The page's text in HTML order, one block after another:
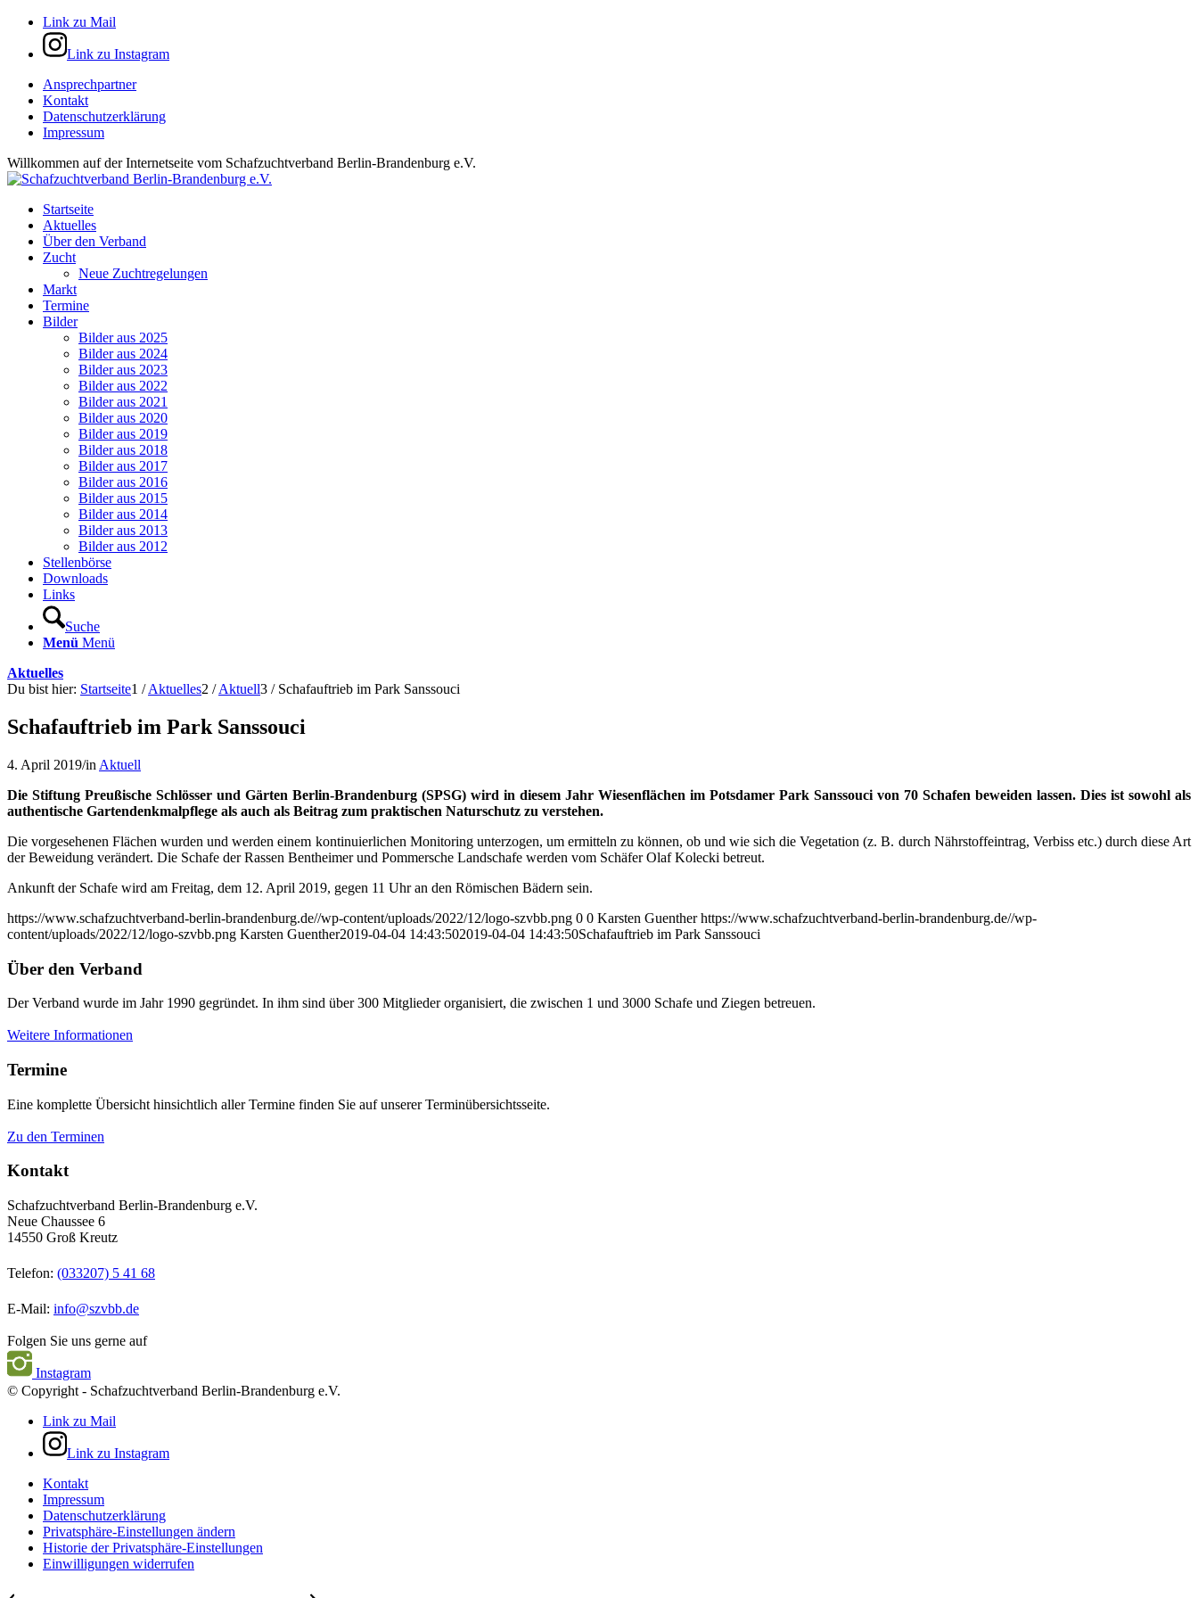
Link zu Mail
Link zu Instagram
Ansprechpartner
Kontakt
Datenschutzerklärung
Impressum
Willkommen auf der Internetseite vom Schafzuchtverband Berlin-Brandenburg e.V.
Startseite
Aktuelles
Über den Verband
Zucht
Neue Zuchtregelungen
Markt
Termine
Bilder
Bilder aus 2025
Bilder aus 2024
Bilder aus 2023
Bilder aus 2022
Bilder aus 2021
Bilder aus 2020
Bilder aus 2019
Bilder aus 2018
Bilder aus 2017
Bilder aus 2016
Bilder aus 2015
Bilder aus 2014
Bilder aus 2013
Bilder aus 2012
Stellenbörse
Downloads
Links
Suche
Menü Menü
Aktuelles
Du bist hier: Startseite1 / Aktuelles2 / Aktuell3 / Schafauftrieb im Park Sanssouci
Schafauftrieb im Park Sanssouci
4. April 2019/in Aktuell
Die Stiftung Preußische Schlösser und Gärten Berlin-Brandenburg (SPSG) wird in diesem Jahr Wiesenflächen im Potsdamer Park Sanssouci von 70 Schafen beweiden lassen. Dies ist sowohl als
authentische Gartendenkmalpflege als auch als Beitrag zum praktischen Naturschutz zu verstehen.
Die vorgesehenen Flächen wurden und werden einem kontinuierlichen Monitoring unterzogen, um ermitteln zu können, ob und wie sich die Vegetation (z. B. durch Nährstoffeintrag, Verbiss etc.) durch diese Art
der Beweidung verändert. Die Schafe der Rassen Bentheimer und Pommersche Landschafe werden vom Schäfer Olaf Kolecki betreut.
Ankunft der Schafe wird am Freitag, dem 12. April 2019, gegen 11 Uhr an den Römischen Bädern sein.
https://www.schafzuchtverband-berlin-brandenburg.de//wp-content/uploads/2022/12/logo-szvbb.png 0 0 Karsten Guenther https://www.schafzuchtverband-berlin-brandenburg.de//wp-
content/uploads/2022/12/logo-szvbb.png Karsten Guenther2019-04-04 14:43:502019-04-04 14:43:50Schafauftrieb im Park Sanssouci
Über den Verband
Der Verband wurde im Jahr 1990 gegründet. In ihm sind über 300 Mitglieder organisiert, die zwischen 1 und 3000 Schafe und Ziegen betreuen.
Weitere Informationen
Termine
Eine komplette Übersicht hinsichtlich aller Termine finden Sie auf unserer Terminübersichtsseite.
Zu den Terminen
Kontakt
Schafzuchtverband Berlin-Brandenburg e.V.
Neue Chaussee 6
14550 Groß Kreutz
Telefon: (033207) 5 41 68
E-Mail: info@szvbb.de
Folgen Sie uns gerne auf
Instagram
© Copyright - Schafzuchtverband Berlin-Brandenburg e.V.
Link zu Mail
Link zu Instagram
Kontakt
Impressum
Datenschutzerklärung
Privatsphäre-Einstellungen ändern
Historie der Privatsphäre-Einstellungen
Einwilligungen widerrufen